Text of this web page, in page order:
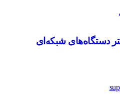
دستگاه‌های شبکه‌ای